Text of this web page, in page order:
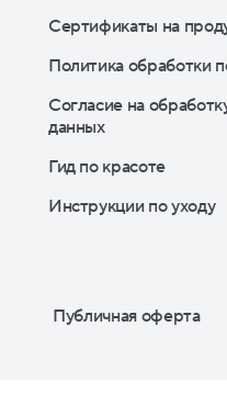
Сертификаты на
Политика обработки
Согласие на
данных
Гид по красоте
Инструкции по уходу
Публичная оферта